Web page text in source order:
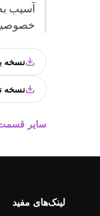
آسیب
نسخه
نسخه
سایر
لینک‌های مفید